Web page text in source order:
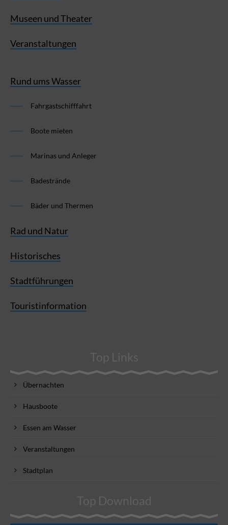
Museen und Theater
Veranstaltungen
Rund ums Wasser
Fahrgastschifffahrt
Boote mieten
Marinas und Anleger
Badestrände
Bäder und Thermen
Rad und Natur
Historisches
Stadtführungen
Touristinformation
Top Links
Übernachten
Hausboote
Essen am Wasser
Veranstaltungen
Stadtplan
Top Download